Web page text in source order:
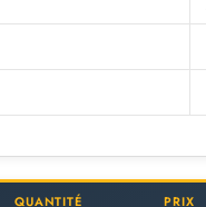
QUANTITÉ PRIX